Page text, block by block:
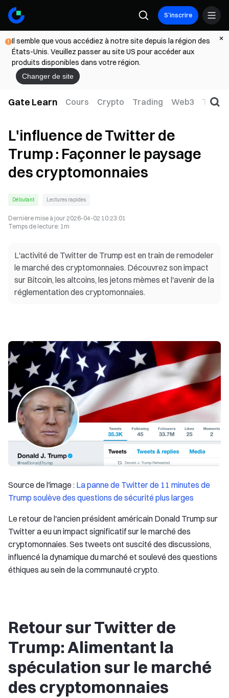
S’inscrire
Il semble que vous accédiez à notre site depuis la région des
États-Unis. Veuillez passer au site US pour accéder aux
produits disponibles dans votre région.
Changer de site
Gate Learn Cours Crypto Trading Web3 TradFi
L'influence de Twitter de
Trump : Façonner le paysage
des cryptomonnaies
Débutant Lectures rapides
Dernière mise à jour2026-04-02 10:23:01
Temps de lecture: 1m
L'activité de Twitter de Trump est en train de remodeler
le marché des cryptomonnaies. Découvrez son impact
sur Bitcoin, les altcoins, les jetons mèmes et l'avenir de la
réglementation des cryptomonnaies.
Source de l'image : La panne de Twitter de 11 minutes de
Trump soulève des questions de sécurité plus larges
Le retour de l'ancien président américain Donald Trump sur
Twitter a eu un impact significatif sur le marché des
cryptomonnaies. Ses tweets ont suscité des discussions,
influencé la dynamique du marché et soulevé des questions
éthiques au sein de la communauté crypto.
Retour sur Twitter de
Trump: Alimentant la
spéculation sur le marché
des cryptomonnaies